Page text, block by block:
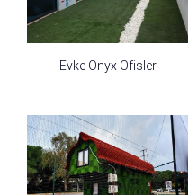
Evke Onyx Ofisler